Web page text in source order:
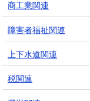
商工業関連
障害者福祉関連
上下水道関連
税関連